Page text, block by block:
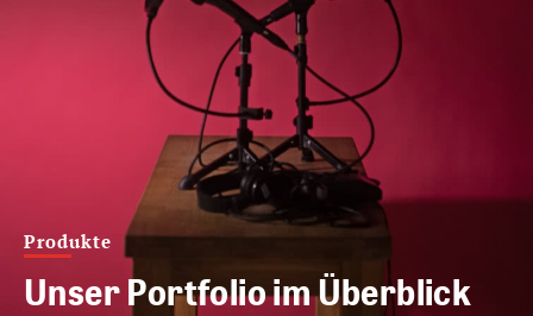
Produkte
Unser Portfolio im Überblick